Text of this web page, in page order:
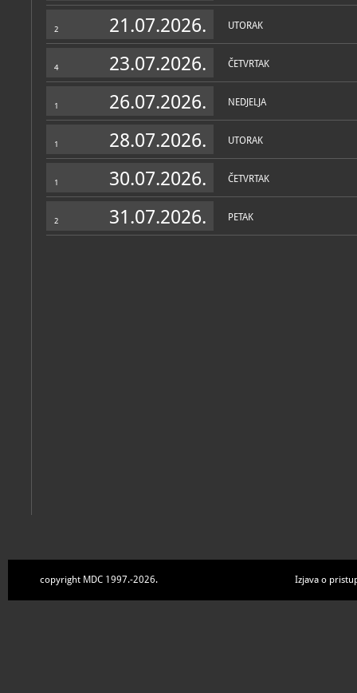
2 21.07.2026. UTORAK
4 23.07.2026. ČETVRTAK
1 26.07.2026. NEDJELJA
1 28.07.2026. UTORAK
1 30.07.2026. ČETVRTAK
2 31.07.2026. PETAK
Muzej u fondovima MDC-a
Katalog knjižnice (2)
copyright MDC 1997.-2026. Izjava o